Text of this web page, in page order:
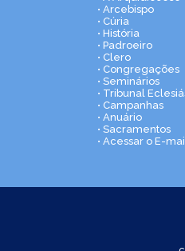
• Arcebispo
• Cúria
• História
• Padroeiro
• Clero
• Congregações
• Seminários
• Tribunal
• Campanhas
• Anuário
• Sacramentos
• Acessar o E-